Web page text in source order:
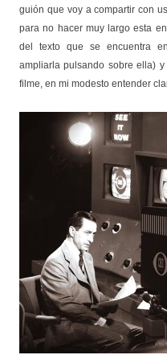
guión que voy a compartir con
para no hacer muy largo esta
del texto que se encuentra
ampliarla pulsando sobre ella)
filme, en mi modesto entender